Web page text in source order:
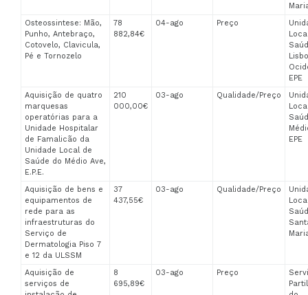
Osteossintese: Mão,
Punho, Antebraço,
Cotovelo, Clavicula,
Pé e Tornozelo
78
882,84€
04-ago Preço
EPE
Aquisição de quatro
marquesas
operatórias para a
Unidade Hospitalar
de Famalicão da
Unidade Local de
Saúde do Médio Ave,
E.P.E.
210
000,00€
03-ago Qualidade/Preço
EPE
Aquisição de bens e
equipamentos de
rede para as
infraestruturas do
Serviço de
Dermatologia Piso 7
e 12 da ULSSM
37
437,55€
03-ago Qualidade/Preço
Aquisição de
serviços de
8
695,89€
03-ago Preço